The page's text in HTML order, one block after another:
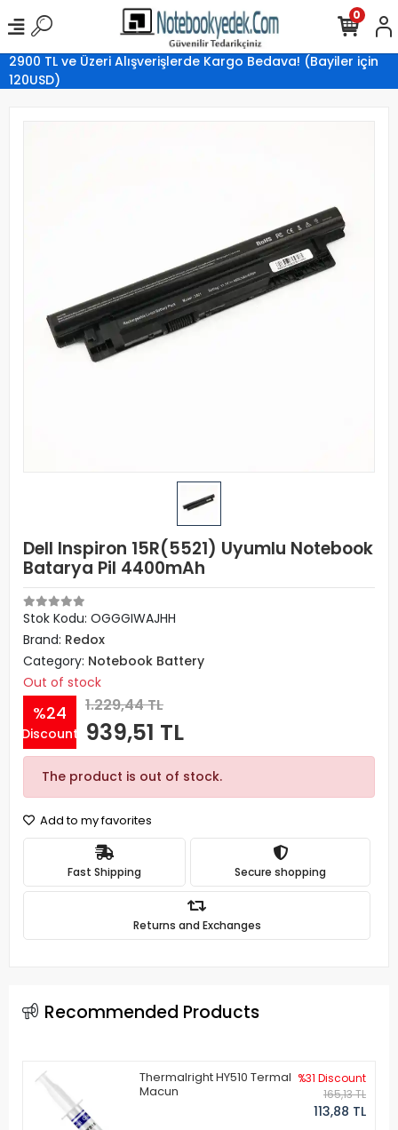
2900 TL ve Üzeri Alışverişlerde Kargo Bedava! (Bayiler için
120USD)
0
Dell Inspiron 15R(5521) Uyumlu Notebook
Batarya Pil 4400mAh
Stok Kodu: OGGGIWAJHH
Brand: Redox
Category: Notebook Battery
Out of stock
%24
Discount
1.229,44 TL
939,51 TL
The product is out of stock.
Add to my favorites
Fast Shipping Secure shopping
Returns and Exchanges
Recommended Products
Thermalright HY510 Termal
Macun
%31 Discount
165,13 TL
113,88 TL